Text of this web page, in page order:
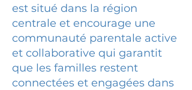
est situé dans la région
centrale et encourage une
communauté parentale active
et collaborative qui garantit
que les familles restent
connectées et engagées dans